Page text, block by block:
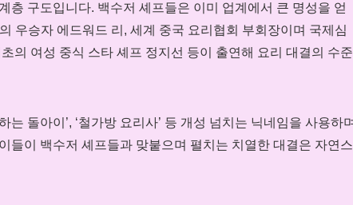
층 구도입니다. 백수저 셰프들은 이미 업계에서 큰 명성을 얻
우승자 에드워드 리, 세계 중국 요리협회 부회장이며 국제심
의 여성 중식 스타 셰프 정지선 등이 출연해 요리 대결의 수준
는 돌아이’, ‘철가방 요리사’ 등 개성 넘치는 닉네임을 사용하
들이 백수저 셰프들과 맞붙으며 펼치는 치열한 대결은 자연스